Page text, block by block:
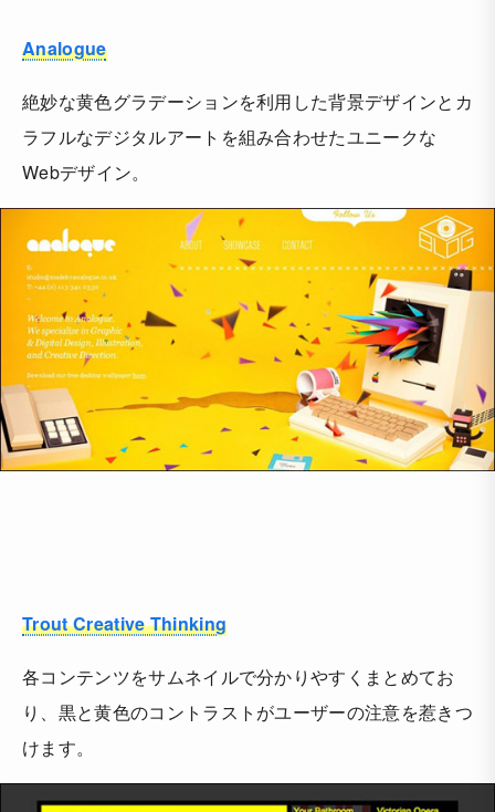
Analogue
絶妙な黄色グラデーションを利用した背景デザインとカ
ラフルなデジタルアートを組み合わせたユニークな
Webデザイン。
Trout Creative Thinking
各コンテンツをサムネイルで分かりやすくまとめてお
り、黒と黄色のコントラストがユーザーの注意を惹きつ
けます。